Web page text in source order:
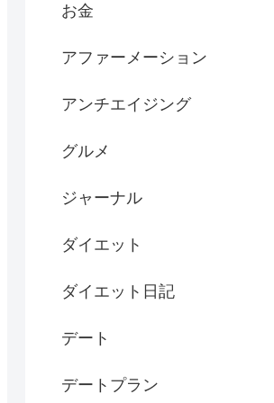
お金
アファーメーション
アンチエイジング
グルメ
ジャーナル
ダイエット
ダイエット日記
デート
デートプラン